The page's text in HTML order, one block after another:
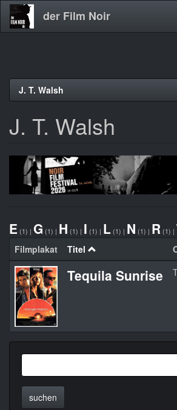
Direkt
der Film Noir
J. T. Walsh
J. T. Walsh
E (1) | G (1) | H (1) | I (1) | L (1) | N (1) | R (1) |
Filmplakat Titel
Tequila Sunrise
suchen